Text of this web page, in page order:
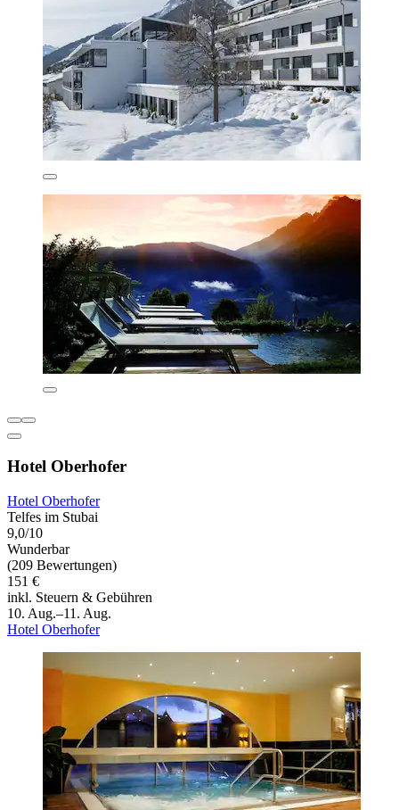
Hotel Oberhofer
Hotel Oberhofer
Telfes im Stubai
9,0/10
Wunderbar
(209 Bewertungen)
151 €
inkl. Steuern & Gebühren
10. Aug.–11. Aug.
Hotel Oberhofer